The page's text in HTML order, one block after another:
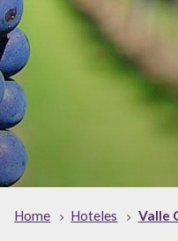
Home Hoteles Valle